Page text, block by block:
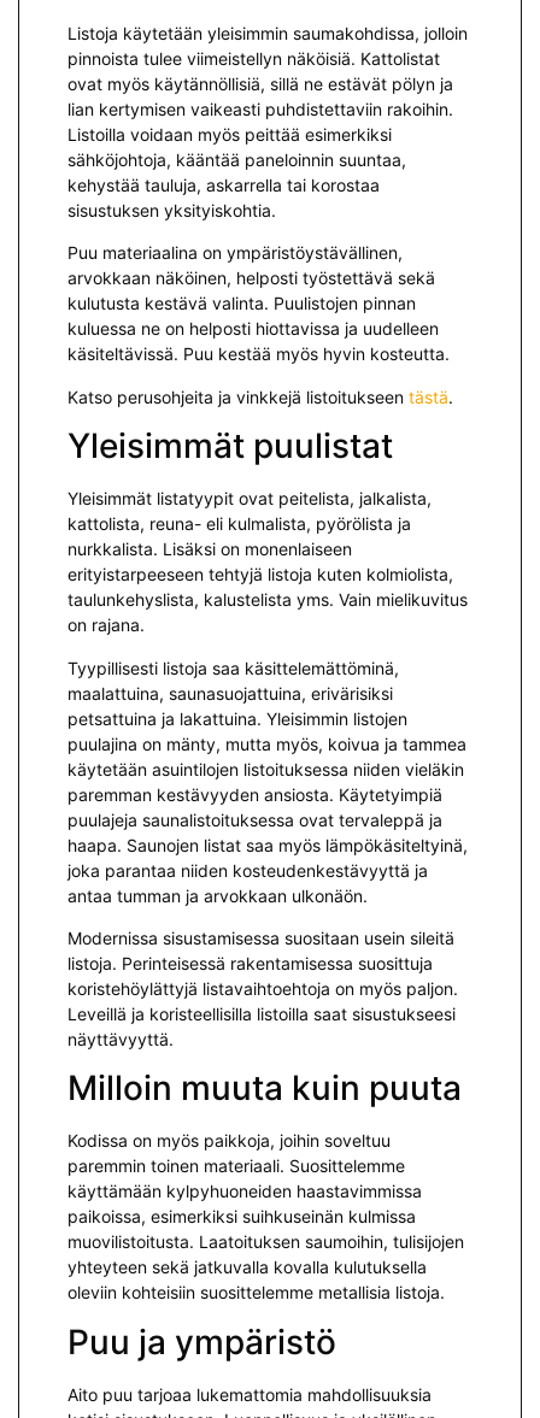
Listoja käytetään yleisimmin saumakohdissa, jolloin
pinnoista tulee viimeistellyn näköisiä. Kattolistat
ovat myös käytännöllisiä, sillä ne estävät pölyn ja
lian kertymisen vaikeasti puhdistettaviin rakoihin.
Listoilla voidaan myös peittää esimerkiksi
sähköjohtoja, kääntää paneloinnin suuntaa,
kehystää tauluja, askarrella tai korostaa
sisustuksen yksityiskohtia.
Puu materiaalina on ympäristöystävällinen,
arvokkaan näköinen, helposti työstettävä sekä
kulutusta kestävä valinta. Puulistojen pinnan
kuluessa ne on helposti hiottavissa ja uudelleen
käsiteltävissä. Puu kestää myös hyvin kosteutta.
Katso perusohjeita ja vinkkejä listoitukseen tästä.
Yleisimmät puulistat
Yleisimmät listatyypit ovat peitelista, jalkalista,
kattolista, reuna- eli kulmalista, pyörölista ja
nurkkalista. Lisäksi on monenlaiseen
erityistarpeeseen tehtyjä listoja kuten kolmiolista,
taulunkehyslista, kalustelista yms. Vain mielikuvitus
on rajana.
Tyypillisesti listoja saa käsittelemättöminä,
maalattuina, saunasuojattuina, erivärisiksi
petsattuina ja lakattuina. Yleisimmin listojen
puulajina on mänty, mutta myös, koivua ja tammea
käytetään asuintilojen listoituksessa niiden vieläkin
paremman kestävyyden ansiosta. Käytetyimpiä
puulajeja saunalistoituksessa ovat tervaleppä ja
haapa. Saunojen listat saa myös lämpökäsiteltyinä,
joka parantaa niiden kosteudenkestävyyttä ja
antaa tumman ja arvokkaan ulkonäön.
Modernissa sisustamisessa suositaan usein sileitä
listoja. Perinteisessä rakentamisessa suosittuja
koristehöylättyjä listavaihtoehtoja on myös paljon.
Leveillä ja koristeellisilla listoilla saat sisustukseesi
näyttävyyttä.
Milloin muuta kuin puuta
Kodissa on myös paikkoja, joihin soveltuu
paremmin toinen materiaali. Suosittelemme
käyttämään kylpyhuoneiden haastavimmissa
paikoissa, esimerkiksi suihkuseinän kulmissa
muovilistoitusta. Laatoituksen saumoihin, tulisijojen
yhteyteen sekä jatkuvalla kovalla kulutuksella
oleviin kohteisiin suosittelemme metallisia listoja.
Puu ja ympäristö
Aito puu tarjoaa lukemattomia mahdollisuuksia